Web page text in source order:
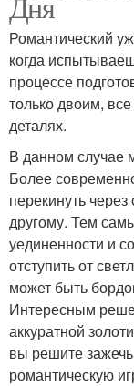
Романтический
когда
процессе
только двоим,
деталях.
В данном случае
Более
перекинуть
другому. Тем
уединенности и
отступить от
может быть
Интересным
аккуратной
вы решите зажечь
романтическую